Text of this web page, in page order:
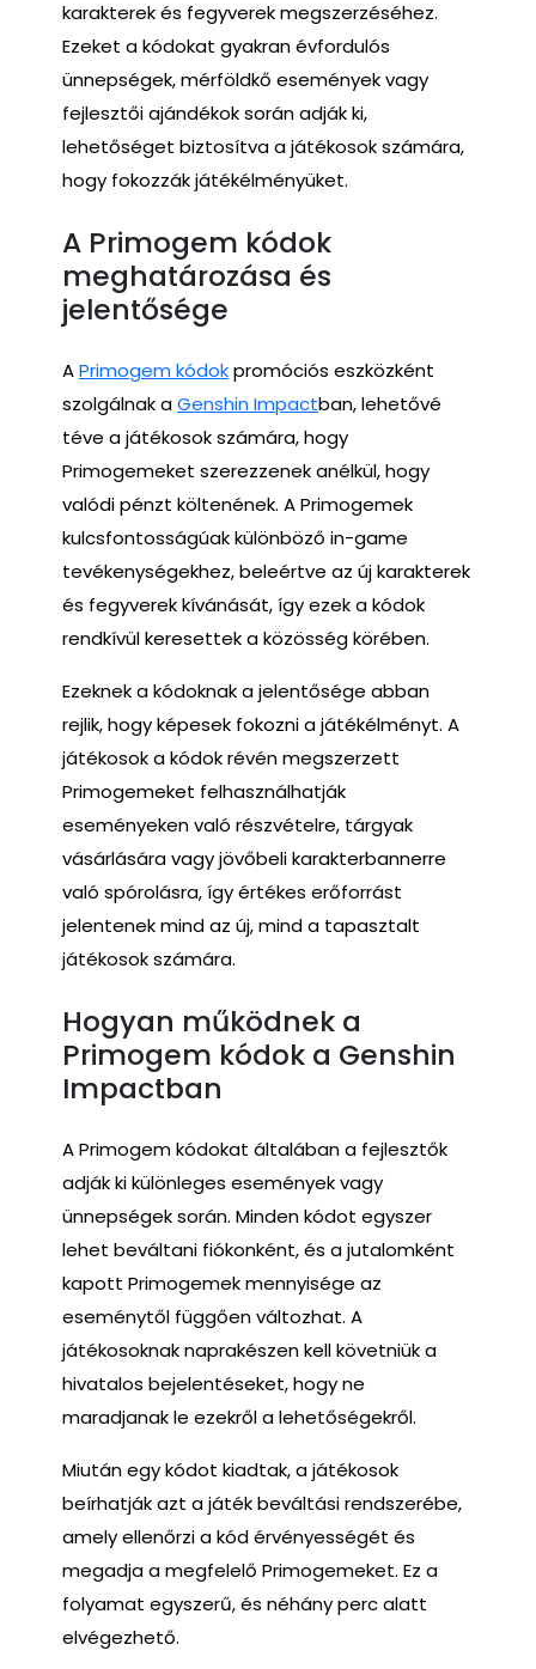
karakterek és fegyverek megszerzéséhez.
Ezeket a kódokat gyakran évfordulós
ünnepségek, mérföldkő események vagy
fejlesztői ajándékok során adják ki,
lehetőséget biztosítva a játékosok számára,
hogy fokozzák játékélményüket.
A Primogem kódok
meghatározása és
jelentősége
APrimogem kódokpromóciós eszközként
szolgálnak aGenshin Impactban, lehetővé
téve a játékosok számára, hogy
Primogemeket szerezzenek anélkül, hogy
valódi pénzt költenének. A Primogemek
kulcsfontosságúak különböző in-game
tevékenységekhez, beleértve az új karakterek
és fegyverek kívánását, így ezek a kódok
rendkívül keresettek a közösség körében.
Ezeknek a kódoknak a jelentősége abban
rejlik, hogy képesek fokozni a játékélményt. A
játékosok a kódok révén megszerzett
Primogemeket felhasználhatják
eseményeken való részvételre, tárgyak
vásárlására vagy jövőbeli karakterbannerre
való spórolásra, így értékes erőforrást
jelentenek mind az új, mind a tapasztalt
játékosok számára.
Hogyan működnek a
Primogem kódok a Genshin
Impactban
A Primogem kódokat általában a fejlesztők
adják ki különleges események vagy
ünnepségek során. Minden kódot egyszer
lehet beváltani fiókonként, és a jutalomként
kapott Primogemek mennyisége az
eseménytől függően változhat. A
játékosoknak naprakészen kell követniük a
hivatalos bejelentéseket, hogy ne
maradjanak le ezekről a lehetőségekről.
Miután egy kódot kiadtak, a játékosok
beírhatják azt a játék beváltási rendszerébe,
amely ellenőrzi a kód érvényességét és
megadja a megfelelő Primogemeket. Ez a
folyamat egyszerű, és néhány perc alatt
elvégezhető.